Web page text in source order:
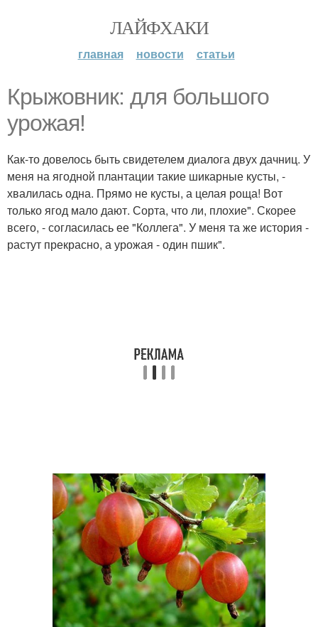
ЛАЙФХАКИ
главная новости статьи
Крыжовник: для большого
урожая!
Как-то довелось быть свидетелем диалога двух дачниц. У
меня на ягодной плантации такие шикарные кусты, -
хвалилась одна. Прямо не кусты, а целая роща! Вот
только ягод мало дают. Сорта, что ли, плохие". Скорее
всего, - согласилась ее "Коллега". У меня та же история -
растут прекрасно, а урожая - один пшик".